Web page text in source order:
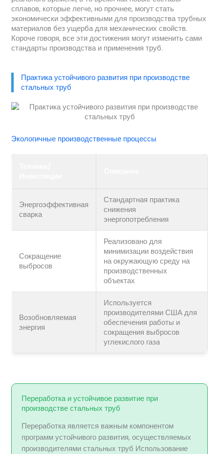
сплавов, которые легче, но прочнее, могут стать
экономически эффективными для производства трубных
материалов без ущерба для механических свойств.
Короче говоря, все эти достижения могут изменить сами
стандарты производства и применения труб.
Практика устойчивого развития при производстве
стальных труб
Экологичные производственные процессы
Энергоэффективная
сварка
Стандартная практика
снижения
энергопотребления
Сокращение
выбросов
Реализовано для
минимизации воздействия
на окружающую среду на
производственных
объектах
Возобновляемая
энергия
Используется
производителями США для
обеспечения работы и
сокращения выбросов
углекислого газа
Переработка и устойчивое развитие при
производстве стальных труб
Переработка является важным компонентом
программ устойчивого развития, осуществляемых
производителями стальных труб Использование